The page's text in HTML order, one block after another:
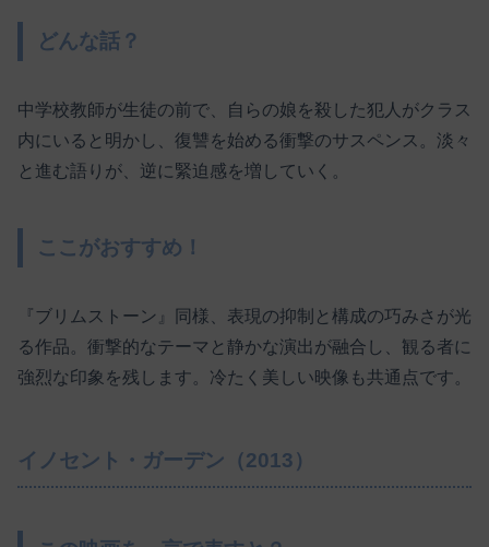
どんな話？
中学校教師が生徒の前で、自らの娘を殺した犯人がクラス
内にいると明かし、復讐を始める衝撃のサスペンス。淡々
と進む語りが、逆に緊迫感を増していく。
ここがおすすめ！
『ブリムストーン』同様、表現の抑制と構成の巧みさが光
る作品。衝撃的なテーマと静かな演出が融合し、観る者に
強烈な印象を残します。冷たく美しい映像も共通点です。
イノセント・ガーデン（2013）